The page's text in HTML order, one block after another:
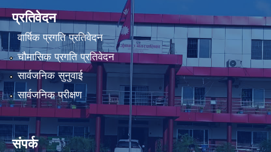
प्रतिवेदन
वार्षिक प्रगति प्रतिवेदन
चौमासिक प्रगति प्रतिवेदन
सार्वजनिक सुनुवाई
सार्वजनिक परीक्षण
संपर्क